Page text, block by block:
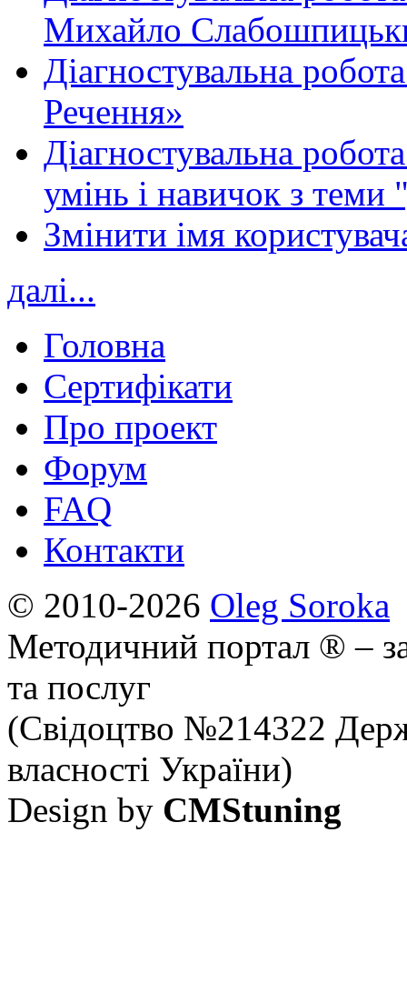
Михайло
Діагностувальна
Речення»
Діагностувальна
умінь і навичок з теми
Змінити імя
далі...
Головна
Сертифікати
Про проект
Форум
FAQ
Контакти
© 2010-2026 Oleg Soroka
Методичний портал ® –
та послуг
(Свідоцтво №214322
власності України)
Design by CMStuning